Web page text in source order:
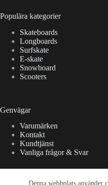
Denna webbplats använder
Populära kategorier
Skateboards
Longboards
Surfskate
E-skate
Snowboard
Scooters
Genvägar
Varumärken
Kontakt
Kundtjänst
Vanliga frågor & Svar